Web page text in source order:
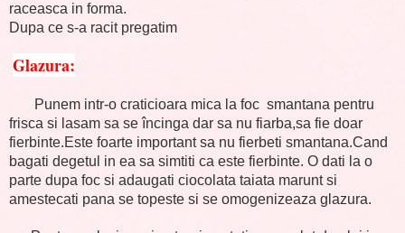
raceasca in forma.
Dupa ce s-a racit pregatim
Glazura:
Punem intr-o craticioara mica la foc smantana pentru
frisca si lasam sa se încinga dar sa nu fiarba,sa fie doar
fierbinte.Este foarte important sa nu fierbeti smantana.Cand
bagati degetul in ea sa simtiti ca este fierbinte. O dati la o
parte dupa foc si adaugati ciocolata taiata marunt si
amestecati pana se topeste si se omogenizeaza glazura.